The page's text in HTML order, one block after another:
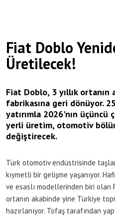
Fiat Doblo
Üretilecek!
Fiat Doblo, 3 yıllık ortanın
fabrikasına geri dönüyor.
yatırımla 2026'nın üçüncü
yerli üretim, otomotiv
değiştirecek.
Türk otomotiv endüstrisinde
kıymetli bir gelişme yaşanıyor.
ve esaslı modellerinden biri olan
ortanın akabinde yine Türkiye
hazırlanıyor. Tofaş tarafından